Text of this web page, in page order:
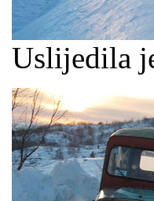
Uslijedila